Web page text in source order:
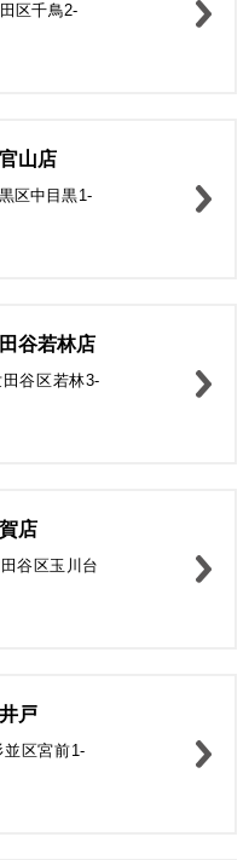
区千鳥2-
山店
区中目黒1-
谷若林店
谷区若林3-
店
谷区玉川台
戸
区宮前1-